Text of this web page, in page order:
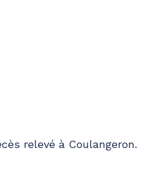
relevé à Coulangeron.